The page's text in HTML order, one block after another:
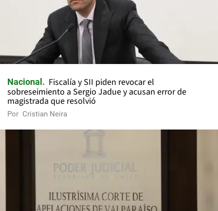
Nacional
Fiscalía y SII piden revocar el
sobreseimiento a Sergio Jadue y acusan error de
magistrada que resolvió
Por Cristian Neira